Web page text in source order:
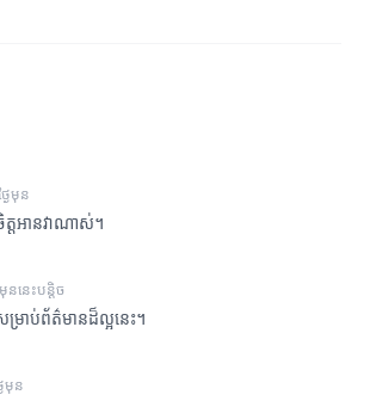
ៃមុន
តអានវាណាស់។
មុននេះបន្តិច
ាប់ព័ត៌មានដ៏ល្អនេះ។
មុន